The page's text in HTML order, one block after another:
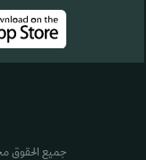
جميع الحقوق